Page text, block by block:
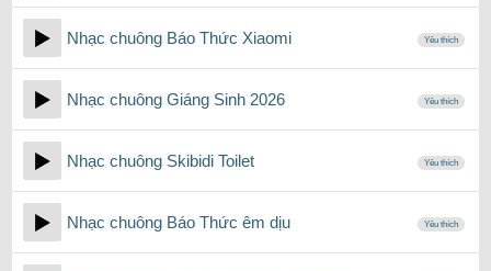
Nhạc chuông Báo Thức Xiaomi Yêu thích
Nhạc chuông Giáng Sinh 2026 Yêu thích
Nhạc chuông Skibidi Toilet Yêu thích
Nhạc chuông Báo Thức êm dịu Yêu thích